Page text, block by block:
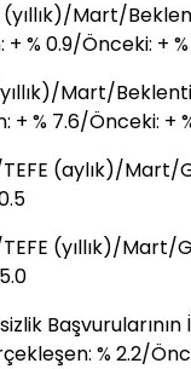
Mart/
% 0.9/Önceki: +
Mart/
+ % 7.6/Önceki: +
(aylık)/Mart/
(yıllık)/Mart/
Başvurularının
% 2.2/